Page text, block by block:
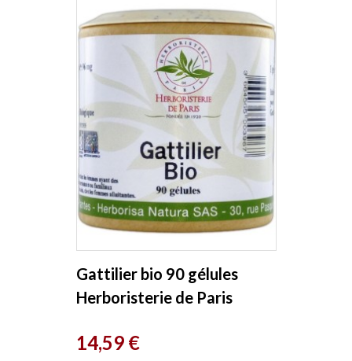
Gattilier bio 90 gélules
Herboristerie de Paris
Prix
14,59 €